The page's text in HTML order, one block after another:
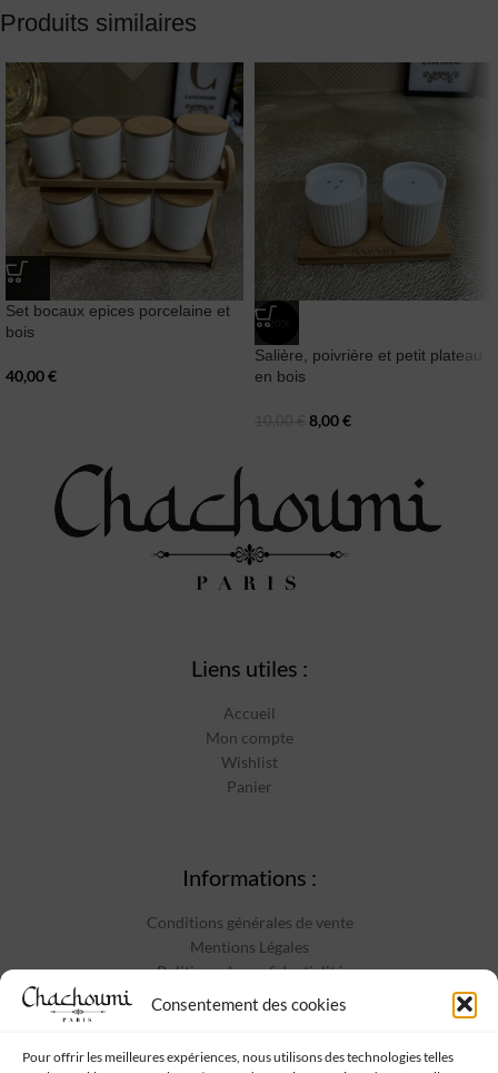
Consentement des cookies
Pour offrir les meilleures expériences, nous utilisons des technologies telles
Produits similaires
Set bocaux epices porcelaine et
bois
40,00€
-20%
Salière, poivrière et petit plateau
en bois
8,00€
Liens utiles :
Accueil
Mon compte
Wishlist
Panier
Informations :
Conditions générales de vente
Mentions Légales
Politique de confidentialité
Contact